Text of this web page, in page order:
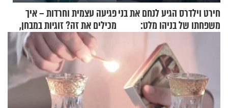
חירט וילדרס הגיע לנחם את בני
משפחתו של בניהו מלט:
פגיעה עצמית וחרדות – איך
מכילים את זה? זוגיות במבחן,
הפעם עם יהודית ואלתר כהן